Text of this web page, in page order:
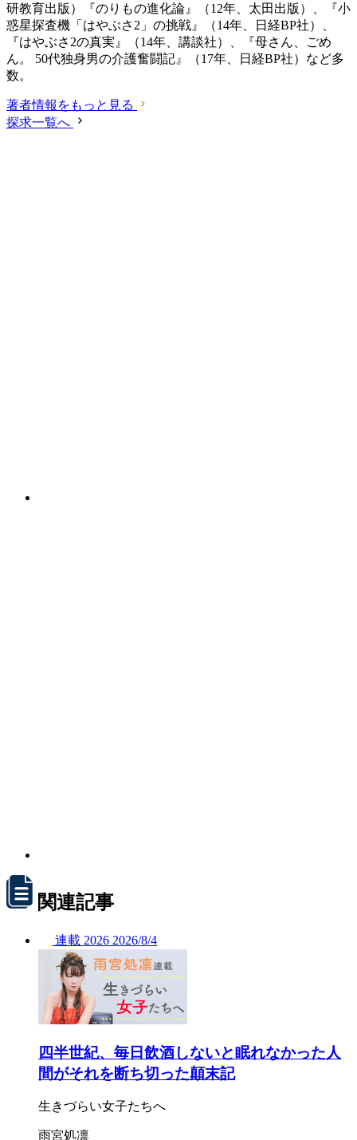
研教育出版）『のりもの進化論』（12年、太田出版）、『小
惑星探査機「はやぶさ2」の挑戦』（14年、日経BP社）、
『はやぶさ2の真実』（14年、講談社）、『母さん、ごめ
ん。 50代独身男の介護奮闘記』（17年、日経BP社）など多
数。
著者情報をもっと見る
探求一覧へ
関連記事
連載 2026 2026/8/4
四半世紀、毎日飲酒しないと眠れなかった人
間がそれを断ち切った顛末記
生きづらい女子たちへ
雨宮処凛